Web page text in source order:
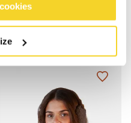
€ 24,99